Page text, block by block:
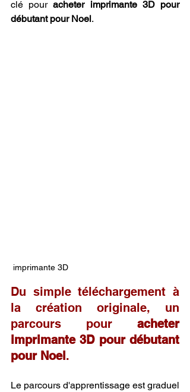
clé pour acheter imprimante 3D pour
débutant pour Noel.
imprimante 3D
Du simple téléchargement à
la création originale, un
parcours pour acheter
imprimante 3D pour débutant
pour Noel .
Le parcours d'apprentissage est graduel